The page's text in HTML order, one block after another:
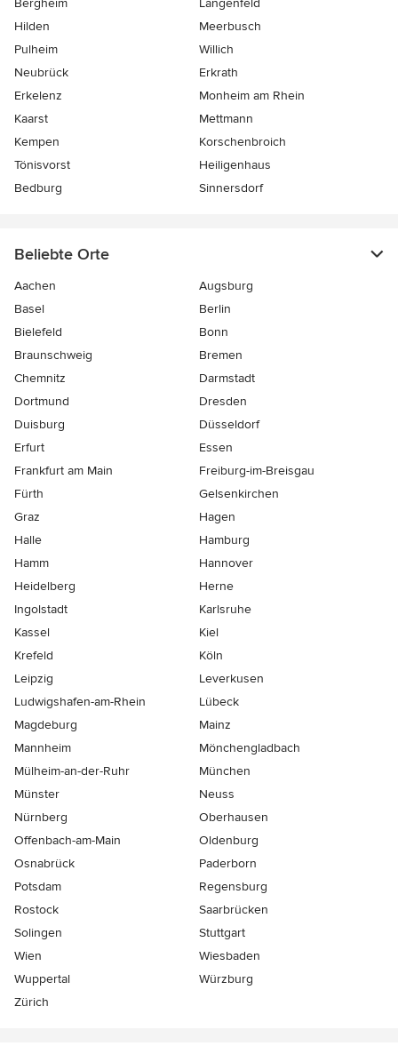
Hilden
Meerbusch
Pulheim
Willich
Neubrück
Erkrath
Erkelenz
Monheim am Rhein
Kaarst
Mettmann
Kempen
Korschenbroich
Tönisvorst
Heiligenhaus
Bedburg
Sinnersdorf
Beliebte Orte
Aachen
Augsburg
Basel
Berlin
Bielefeld
Bonn
Braunschweig
Bremen
Chemnitz
Darmstadt
Dortmund
Dresden
Duisburg
Düsseldorf
Erfurt
Essen
Frankfurt am Main
Freiburg-im-Breisgau
Fürth
Gelsenkirchen
Graz
Hagen
Halle
Hamburg
Hamm
Hannover
Heidelberg
Herne
Ingolstadt
Karlsruhe
Kassel
Kiel
Krefeld
Köln
Leipzig
Leverkusen
Ludwigshafen-am-Rhein
Lübeck
Magdeburg
Mainz
Mannheim
Mönchen­gladbach
Mülheim-an-der-Ruhr
München
Münster
Neuss
Nürnberg
Oberhausen
Offenbach-am-Main
Oldenburg
Osnabrück
Paderborn
Potsdam
Regensburg
Rostock
Saarbrücken
Solingen
Stuttgart
Wien
Wiesbaden
Wuppertal
Würzburg
Zürich